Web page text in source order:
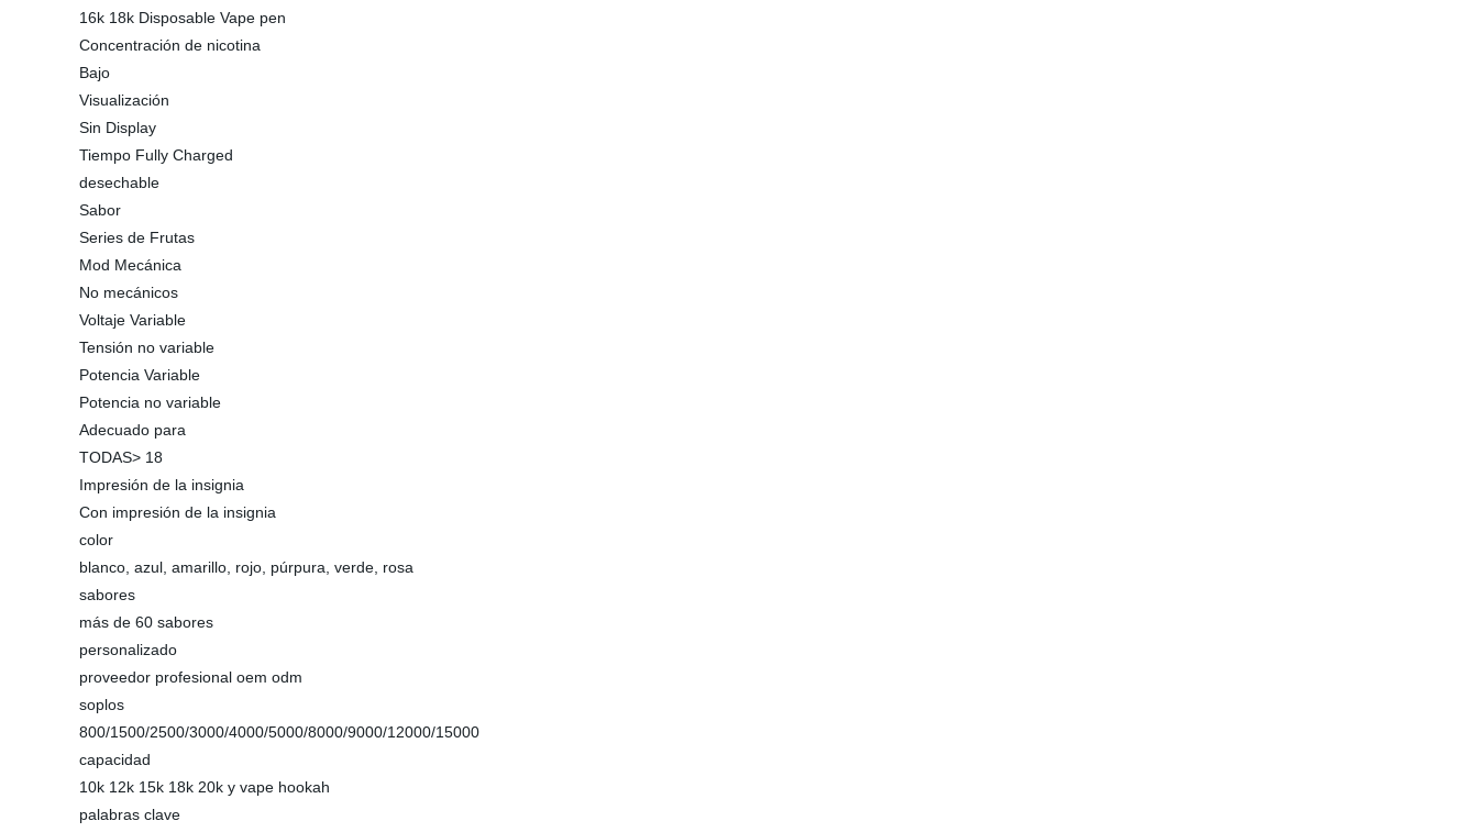
16k 18k Disposable Vape pen
Concentración de nicotina
Bajo
Visualización
Sin Display
Tiempo Fully Charged
desechable
Sabor
Series de Frutas
Mod Mecánica
No mecánicos
Voltaje Variable
Tensión no variable
Potencia Variable
Potencia no variable
Adecuado para
TODAS> 18
Impresión de la insignia
Con impresión de la insignia
color
blanco, azul, amarillo, rojo, púrpura, verde, rosa
sabores
más de 60 sabores
personalizado
proveedor profesional oem odm
soplos
800/1500/2500/3000/4000/5000/8000/9000/12000/15000
capacidad
10k 12k 15k 18k 20k y vape hookah
palabras clave